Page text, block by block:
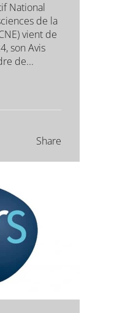
National
de la
vient de
son Avis
de...
Share